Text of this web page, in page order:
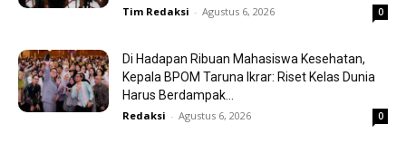
Tim Redaksi - Agustus 6, 2026 0
Di Hadapan Ribuan Mahasiswa Kesehatan,
Kepala BPOM Taruna Ikrar: Riset Kelas Dunia
Harus Berdampak...
Redaksi - Agustus 6, 2026 0